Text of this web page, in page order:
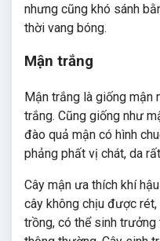
nhưng cũng khó sánh
thời vang bóng.
Mận trắng
Mận trắng là giống mận
trắng. Cũng giống như
đào quả mận có hình
phảng phất vị chát, da
Cây mận ưa thích khí
cây không chịu được
trồng, có thể sinh